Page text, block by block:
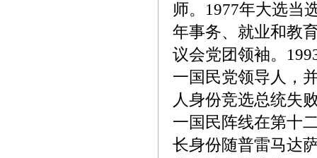
师。1977年大选当
年事务、就业和教
议会党团领袖。
一国民党领导人，
人身份竞选总统失
一国民阵线在第十
长身份随普雷马达